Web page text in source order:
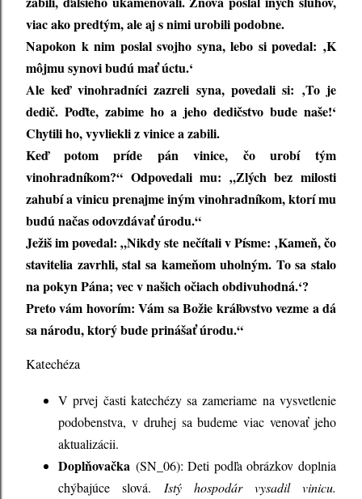
viac ako predtým, ale aj s nimi urobili podobne.
Napokon k nim poslal svojho syna, lebo si povedal: ‚K
môjmu synovi budú mať úctu.‘
Ale keď vinohradníci zazreli syna, povedali si: ‚To je
dedič. Poďte, zabime ho a jeho dedičstvo bude naše!‘
Chytili ho, vyvliekli z vinice a zabili.
Keď potom príde pán vinice, čo urobí tým
vinohradníkom?“ Odpovedali mu: „Zlých bez milosti
zahubí a vinicu prenajme iným vinohradníkom, ktorí mu
budú načas odovzdávať úrodu.“
Ježiš im povedal: „Nikdy ste nečítali v Písme: ‚Kameň, čo
stavitelia zavrhli, stal sa kameňom uholným. To sa stalo
na pokyn Pána; vec v našich očiach obdivuhodná.‘?
Preto vám hovorím: Vám sa Božie kráľovstvo vezme a dá
sa národu, ktorý bude prinášať úrodu.“
Katechéza
V prvej časti katechézy sa zameriame na vysvetlenie
podobenstva, v druhej sa budeme viac venovať jeho
aktualizácii.
Doplňovačka (SN_06): Deti podľa obrázkov doplnia
chýbajúce slová. Istý hospodár vysadil vinicu.